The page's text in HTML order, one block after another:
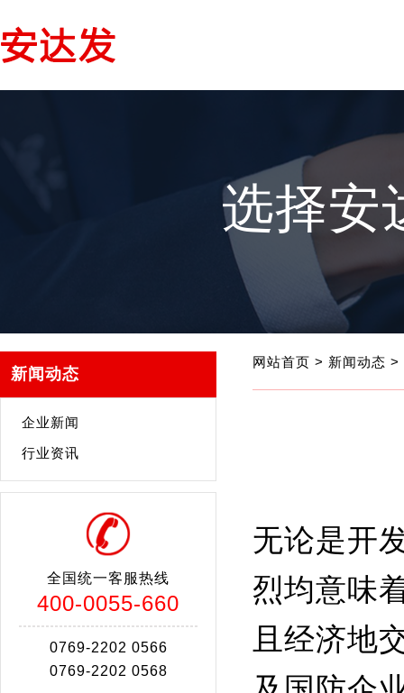
选择安
新闻动态
企业新闻
行业资讯
全国统一客服热线
400-0055-660
0769-2202 0566
0769-2202 0568
网站首页 > 新闻动态 >
无论是开
烈均意味
且经济地